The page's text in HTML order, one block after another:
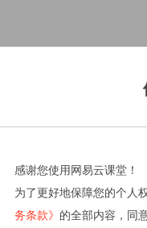
感谢您使用网易云课堂！
为了更好地保障您的个人
务条款》 的全部内容，同